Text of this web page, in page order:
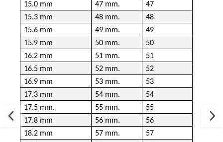
15.0 mm
47 mm.
47
15.3 mm
48 mm.
48
15.6 mm
49 mm.
49
15.9 mm
50 mm.
50
16.2 mm
51 mm.
51
16.5 mm
52 mm.
52
16.9 mm
53 mm.
53
17.3 mm
54 mm.
54
17.5 mm.
55 mm.
55
17.8 mm
56 mm.
56
18.2 mm
57 mm.
57